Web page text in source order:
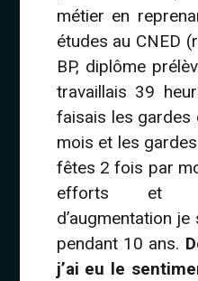
métier en
études au CNED
BP, diplôme
travaillais 39
faisais les
mois et les
fêtes 2 fois par
efforts et
d’augmentation
pendant 10 ans.
j’ai eu le